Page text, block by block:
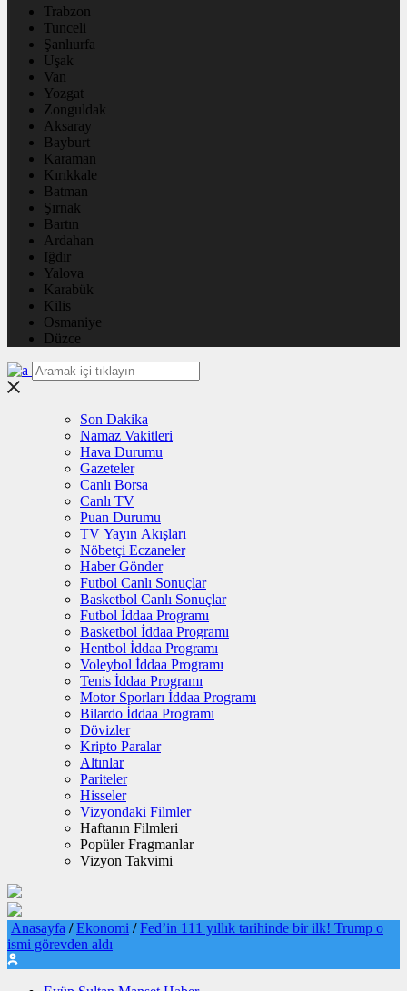
Trabzon
Tunceli
Şanlıurfa
Uşak
Van
Yozgat
Zonguldak
Aksaray
Bayburt
Karaman
Kırıkkale
Batman
Şırnak
Bartın
Ardahan
Iğdır
Yalova
Karabük
Kilis
Osmaniye
Düzce
Son Dakika
Namaz Vakitleri
Hava Durumu
Gazeteler
Canlı Borsa
Canlı TV
Puan Durumu
TV Yayın Akışları
Nöbetçi Eczaneler
Haber Gönder
Futbol Canlı Sonuçlar
Basketbol Canlı Sonuçlar
Futbol İddaa Programı
Basketbol İddaa Programı
Hentbol İddaa Programı
Voleybol İddaa Programı
Tenis İddaa Programı
Motor Sporları İddaa Programı
Bilardo İddaa Programı
Dövizler
Kripto Paralar
Altınlar
Pariteler
Hisseler
Vizyondaki Filmler
Haftanın Filmleri
Popüler Fragmanlar
Vizyon Takvimi
Anasayfa / Ekonomi / Fed’in 111 yıllık tarihinde bir ilk! Trump o
ismi görevden aldı